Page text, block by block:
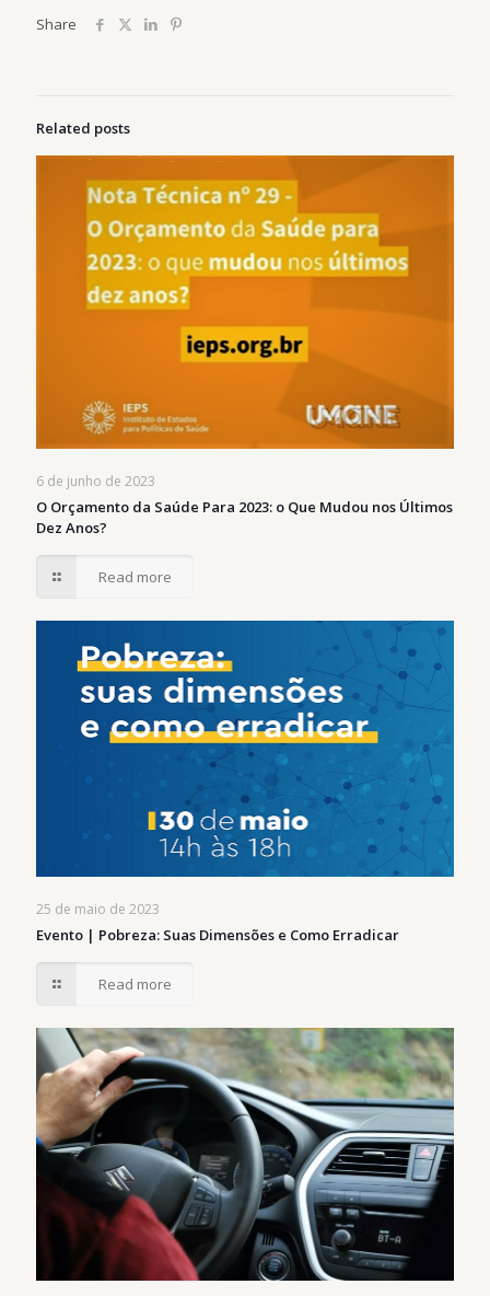
Share
Related posts
6 de junho de 2023
O Orçamento da Saúde Para 2023: o Que Mudou nos Últimos
Dez Anos?
Read more
25 de maio de 2023
Evento | Pobreza: Suas Dimensões e Como Erradicar
Read more